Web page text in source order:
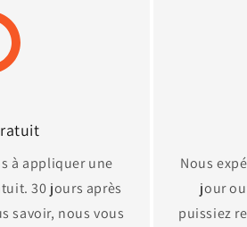
à appliquer une
30 jours après
savoir, nous vous
Nous
jour
puissiez